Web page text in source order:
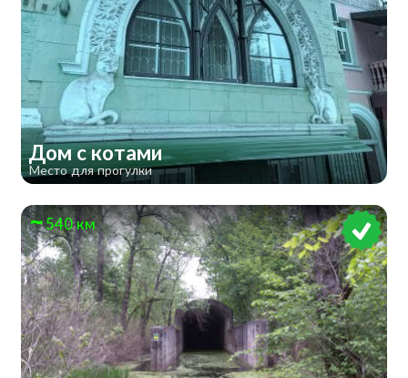
Дом с котами
Место для прогулки
540 км